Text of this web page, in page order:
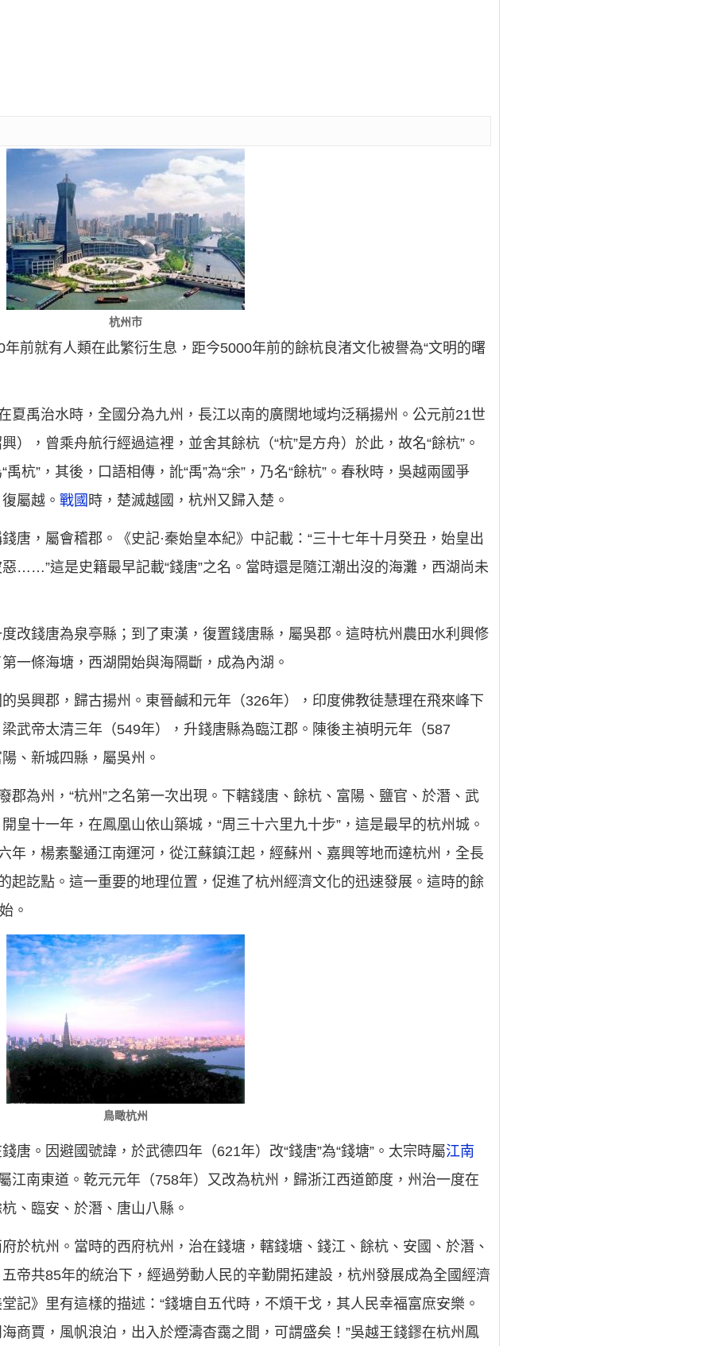
杭州市
前就有人類在此繁衍生息，距今5000年前的餘杭良渚文化被譽為“文明的曙
夏禹治水時，全國分為九州，長江以南的廣闊地域均泛稱揚州。公元前21世
），曾乘舟航行經過這裡，並舍其餘杭（“杭”是方舟）於此，故名“餘杭”。
杭”，其後，口語相傳，訛“禹”為“余”，乃名“餘杭”。春秋時，吳越兩國爭
屬越。戰國 時，楚滅越國，杭州又歸入楚。
唐，屬會稽郡。《史記·秦始皇本紀》中記載：“三十七年十月癸丑，始皇出
……”這是史籍最早記載“錢唐”之名。當時還是隨江潮出沒的海灘，西湖尚未
改錢唐為泉亭縣；到了東漢，復置錢唐縣，屬吳郡。這時杭州農田水利興修
一條海塘，西湖開始與海隔斷，成為內湖。
吳興郡，歸古揚州。東晉鹹和元年（326年），印度佛教徒慧理在飛來峰下
武帝太清三年（549年），升錢唐縣為臨江郡。陳後主禎明元年（587
、新城四縣，屬吳州。
郡為州，“杭州”之名第一次出現。下轄錢唐、餘杭、富陽、鹽官、於潛、武
皇十一年，在鳳凰山依山築城，“周三十六里九十步”，這是最早的杭州城。
年，楊素鑿通江南運河，從江蘇鎮江起，經蘇州、嘉興等地而達杭州，全長
起訖點。這一重要的地理位置，促進了杭州經濟文化的迅速發展。這時的餘
。
鳥瞰杭州
唐。因避國號諱，於武德四年（621年）改“錢唐”為“錢塘”。太宗時屬江南
江南東道。乾元元年（758年）又改為杭州，歸浙江西道節度，州治一度在
、臨安、於潛、唐山八縣。
於杭州。當時的西府杭州，治在錢塘，轄錢塘、錢江、餘杭、安國、於潛、
帝共85年的統治下，經過勞動人民的辛勤開拓建設，杭州發展成為全國經濟
記》里有這樣的描述：“錢塘自五代時，不煩干戈，其人民幸福富庶安樂。
商賈，風帆浪泊，出入於煙濤杳靄之間，可謂盛矣！”吳越王錢鏐在杭州鳳